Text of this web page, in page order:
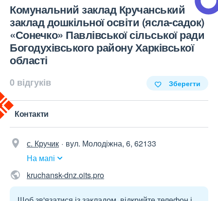
Комунальний заклад Кручанський
заклад дошкільної освіти (ясла-садок)
«Сонечко» Павлівської сільської ради
Богодухівського району Харківської
області
0 відгуків Зберегти
Контакти
с. Кручик
вул. Молодіжна, 6, 62133
На мапі
kruchansk-dnz.oits.pro